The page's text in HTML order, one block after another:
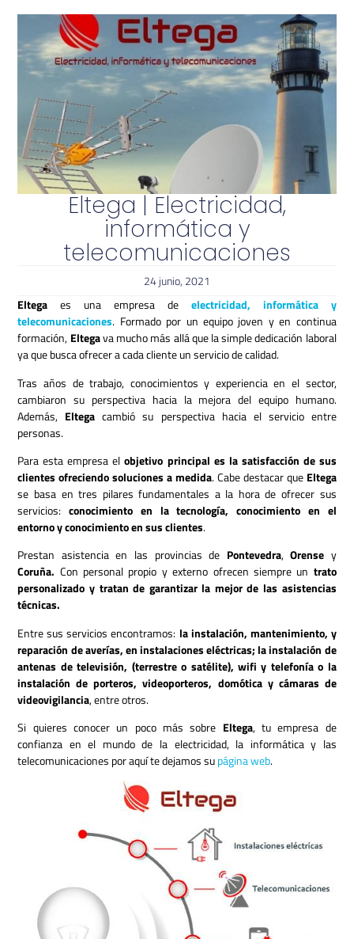
Eltega | Electricidad,
informática y
telecomunicaciones
24 junio, 2021
Eltega es una empresa de electricidad, informática y
telecomunicaciones. Formado por un equipo joven y en continua
formación, Eltegava mucho más allá que la simple dedicación laboral
ya que busca ofrecer a cada cliente un servicio de calidad.
Tras años de trabajo, conocimientos y experiencia en el sector,
cambiaron su perspectiva hacia la mejora del equipo humano.
Además, Eltega cambió su perspectiva hacia el servicio entre
personas.
Para esta empresa elobjetivo principal es la satisfacción de sus
clientes ofreciendo soluciones a medida. Cabe destacar que Eltega
se basa en tres pilares fundamentales a la hora de ofrecer sus
servicios:conocimiento en la tecnología, conocimiento en el
entorno y conocimiento en sus clientes.
Prestan asistencia en las provincias de Pontevedra,Orense y
Coruña. Con personal propio y externo ofrecen siempre un trato
personalizado y tratan de garantizar la mejor de las asistencias
técnicas.
Entre sus servicios encontramos: la instalación, mantenimiento, y
reparación de averías, en instalaciones eléctricas; la instalación de
antenas de televisión, (terrestre o satélite), wifi y telefonía o la
instalación de porteros, videoporteros, domótica y cámaras de
videovigilancia, entre otros.
Si quieres conocer un poco más sobre Eltega, tu empresa de
confianza en el mundo de la electricidad, la informática y las
telecomunicaciones por aquí te dejamos supágina web.